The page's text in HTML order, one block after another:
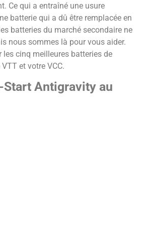
Ce qui a entraîné une usure
batterie qui a dû être remplacée en
batteries du marché secondaire ne
nous sommes là pour vous aider.
cinq meilleures batteries de
et votre VCC.
Start Antigravity au